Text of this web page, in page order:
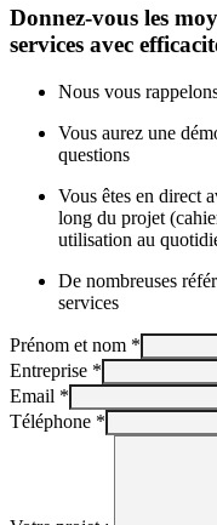
Donnez-vous les
services avec
Nous vous
Vous aurez une
questions
Vous êtes en direct
long du projet
utilisation au
De nombreuses
services
Prénom et nom *
Entreprise *
Email *
Téléphone *